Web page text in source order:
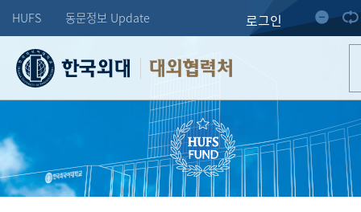
HUFS 동문정보 Update 로그인
대외협력처